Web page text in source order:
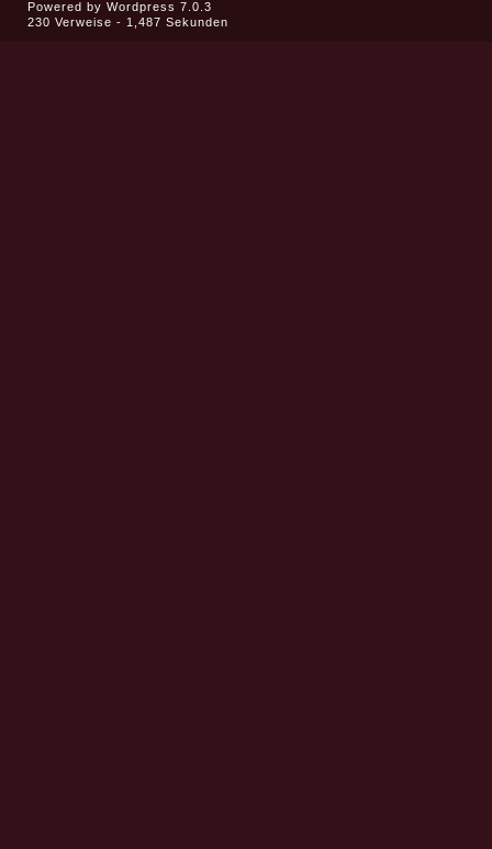
Powered by Wordpress 7.0.3
230 Verweise - 1,487 Sekunden